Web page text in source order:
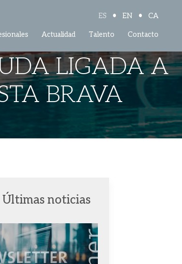
ES • EN • CA
Actualidad Talento Contacto
LIGADA A
BRAVA
Últimas noticias